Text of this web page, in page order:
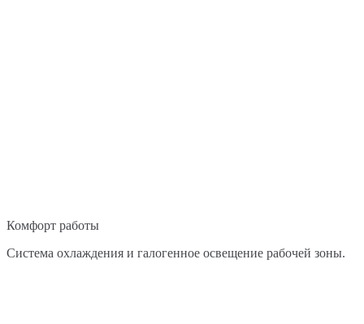
Комфорт работы
Система охлаждения и галогенное освещение рабочей зоны.